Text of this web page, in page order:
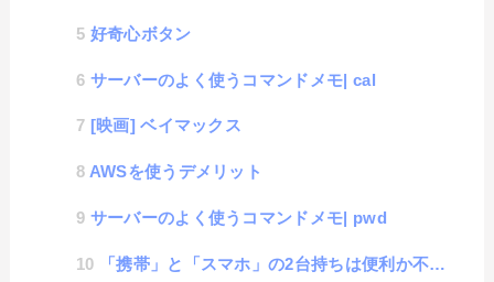
好奇心ボタン
サーバーのよく使うコマンドメモ| cal
[映画] ベイマックス
AWSを使うデメリット
サーバーのよく使うコマンドメモ| pwd
「携帯」と「スマホ」の2台持ちは便利か不便か